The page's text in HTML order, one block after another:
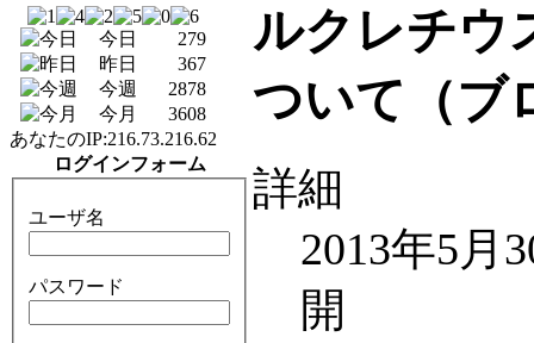
今日
279
昨日
367
今週
2878
今月
3608
あなたのIP:216.73.216.62
ログインフォーム
ユーザ名
パスワード
ルクレチウ
ついて（ブ
詳細
2013年5月
開